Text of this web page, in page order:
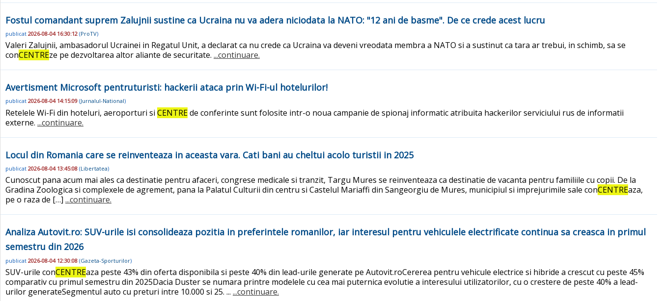
Fostul comandant suprem Zalujnii sustine ca Ucraina nu va adera niciodata la NATO: "12 ani de basme". De ce crede acest lucru
publicat 2026-08-04 16:30:12 (ProTV)
Valeri Zalujnii, ambasadorul Ucrainei in Regatul Unit, a declarat ca nu crede ca Ucraina va deveni vreodata membra a NATO si a sustinut ca tara ar trebui, in schimb, sa se
conCENTREze pe dezvoltarea altor aliante de securitate. ...continuare.
Avertisment Microsoft pentruturisti: hackerii ataca prin Wi-Fi-ul hotelurilor!
publicat 2026-08-04 14:15:09 (Jurnalul-National)
Retelele Wi-Fi din hoteluri, aeroporturi si CENTREde conferinte sunt folosite intr-o noua campanie de spionaj informatic atribuita hackerilor serviciului rus de informatii
externe. ...continuare.
Locul din Romania care se reinventeaza in aceasta vara. Cati bani au cheltui acolo turistii in 2025
publicat 2026-08-04 13:45:08 (Libertatea)
Cunoscut pana acum mai ales ca destinatie pentru afaceri, congrese medicale si tranzit, Targu Mures se reinventeaza ca destinatie de vacanta pentru familiile cu copii. De la
Gradina Zoologica si complexele de agrement, pana la Palatul Culturii din centru si Castelul Mariaffi din Sangeorgiu de Mures, municipiul si imprejurimile sale conCENTREaza,
pe o raza de […] ...continuare.
Analiza Autovit.ro: SUV-urile isi consolideaza pozitia in preferintele romanilor, iar interesul pentru vehiculele electrificate continua sa creasca in primul
semestru din 2026
publicat 2026-08-04 12:30:08 (Gazeta-Sporturilor)
SUV-urile conCENTREaza peste 43% din oferta disponibila si peste 40% din lead-urile generate pe Autovit.roCererea pentru vehicule electrice si hibride a crescut cu peste 45%
comparativ cu primul semestru din 2025Dacia Duster se numara printre modelele cu cea mai puternica evolutie a interesului utilizatorilor, cu o crestere de peste 40% a lead-
urilor generateSegmentul auto cu preturi intre 10.000 si 25. ... ...continuare.